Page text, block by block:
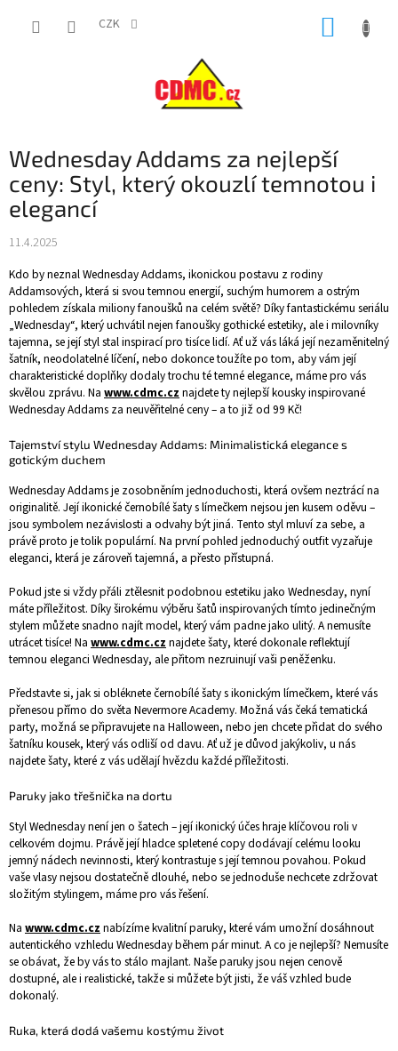
CZK
Wednesday Addams za nejlepší
ceny: Styl, který okouzlí temnotou i
elegancí
11.4.2025
Kdo by neznal Wednesday Addams, ikonickou postavu z rodiny
Addamsových, která si svou temnou energií, suchým humorem a ostrým
pohledem získala miliony fanoušků na celém světě? Díky fantastickému seriálu
„Wednesday“, který uchvátil nejen fanoušky gothické estetiky, ale i milovníky
tajemna, se její styl stal inspirací pro tisíce lidí. Ať už vás láká její nezaměnitelný
šatník, neodolatelné líčení, nebo dokonce toužíte po tom, aby vám její
charakteristické doplňky dodaly trochu té temné elegance, máme pro vás
skvělou zprávu. Na www.cdmc.cz najdete ty nejlepší kousky inspirované
Wednesday Addams za neuvěřitelné ceny – a to již od 99 Kč!
Tajemství stylu Wednesday Addams: Minimalistická elegance s
gotickým duchem
Wednesday Addams je zosobněním jednoduchosti, která ovšem neztrácí na
originalitě. Její ikonické černobílé šaty s límečkem nejsou jen kusem oděvu –
jsou symbolem nezávislosti a odvahy být jiná. Tento styl mluví za sebe, a
právě proto je tolik populární. Na první pohled jednoduchý outfit vyzařuje
eleganci, která je zároveň tajemná, a přesto přístupná.
Pokud jste si vždy přáli ztělesnit podobnou estetiku jako Wednesday, nyní
máte příležitost. Díky širokému výběru šatů inspirovaných tímto jedinečným
stylem můžete snadno najít model, který vám padne jako ulitý. A nemusíte
utrácet tisíce! Na www.cdmc.cz najdete šaty, které dokonale reflektují
temnou eleganci Wednesday, ale přitom nezruinují vaši peněženku.
Představte si, jak si obléknete černobílé šaty s ikonickým límečkem, které vás
přenesou přímo do světa Nevermore Academy. Možná vás čeká tematická
party, možná se připravujete na Halloween, nebo jen chcete přidat do svého
šatníku kousek, který vás odliší od davu. Ať už je důvod jakýkoliv, u nás
najdete šaty, které z vás udělají hvězdu každé příležitosti.
Paruky jako třešnička na dortu
Styl Wednesday není jen o šatech – její ikonický účes hraje klíčovou roli v
celkovém dojmu. Právě její hladce spletené copy dodávají celému looku
jemný nádech nevinnosti, který kontrastuje s její temnou povahou. Pokud
vaše vlasy nejsou dostatečně dlouhé, nebo se jednoduše nechcete zdržovat
složitým stylingem, máme pro vás řešení.
Na www.cdmc.cz nabízíme kvalitní paruky, které vám umožní dosáhnout
autentického vzhledu Wednesday během pár minut. A co je nejlepší? Nemusíte
se obávat, že by vás to stálo majlant. Naše paruky jsou nejen cenově
dostupné, ale i realistické, takže si můžete být jisti, že váš vzhled bude
dokonalý.
Ruka, která dodá vašemu kostýmu život